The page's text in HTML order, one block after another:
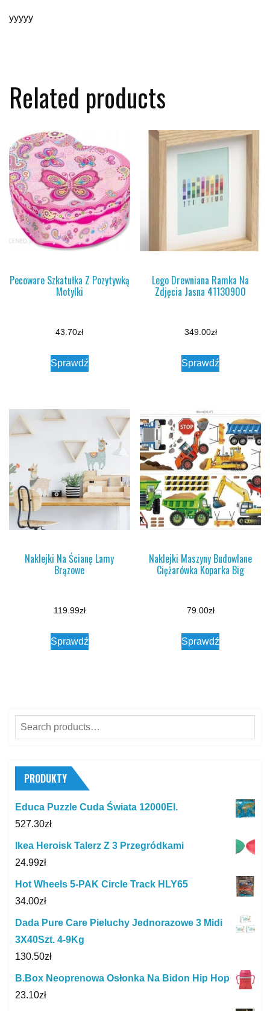
yyyyy
Related products
Pecoware Szkatułka Z Pozytywką
Motylki
43.70zł
Sprawdź
Lego Drewniana Ramka Na
Zdjęcia Jasna 41130900
349.00zł
Sprawdź
Naklejki Na Ścianę Lamy
Brązowe
119.99zł
Sprawdź
Naklejki Maszyny Budowlane
Ciężarówka Koparka Big
79.00zł
Sprawdź
Search
for:
PRODUKTY
Educa Puzzle Cuda Świata 12000El.
527.30zł
Ikea Heroisk Talerz Z 3 Przegródkami
24.99zł
Hot Wheels 5-PAK Circle Track HLY65
34.00zł
Dada Pure Care Pieluchy Jednorazowe 3 Midi
3X40Szt. 4‑9Kg
130.50zł
B.Box Neoprenowa Osłonka Na Bidon Hip Hop
23.10zł